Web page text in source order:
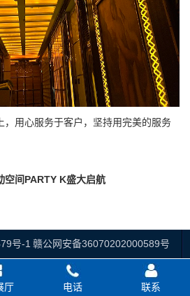
用心服务于客户，坚持用完美的服务
空间PARTY K盛大启航
号-1 赣公网安备36070202000589号
厅 电话 联系